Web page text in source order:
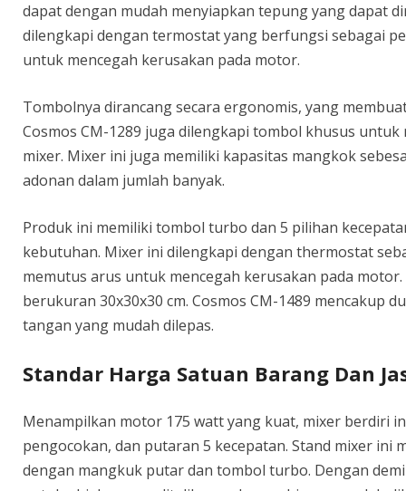
dapat dengan mudah menyiapkan tepung yang dapat
dilengkapi dengan termostat yang berfungsi sebagai
untuk mencegah kerusakan pada motor.
Tombolnya dirancang secara ergonomis, yang
Cosmos CM-1289 juga dilengkapi tombol khusus
mixer. Mixer ini juga memiliki kapasitas mangkok
adonan dalam jumlah banyak.
Produk ini memiliki tombol turbo dan 5 pilihan
kebutuhan. Mixer ini dilengkapi dengan thermostat
memutus arus untuk mencegah kerusakan pada
berukuran 30x30x30 cm. Cosmos CM-1489 mencakup
tangan yang mudah dilepas.
Standar Harga Satuan Barang Dan
Menampilkan motor 175 watt yang kuat, mixer berdiri
pengocokan, dan putaran 5 kecepatan. Stand mixer ini
dengan mangkuk putar dan tombol turbo. Dengan